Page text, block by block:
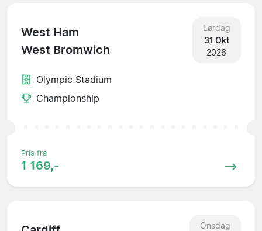
West Ham
West Bromwich
Lørdag
31 Okt
2026
Olympic Stadium
Championship
Pris fra
1 169,-
Onsdag